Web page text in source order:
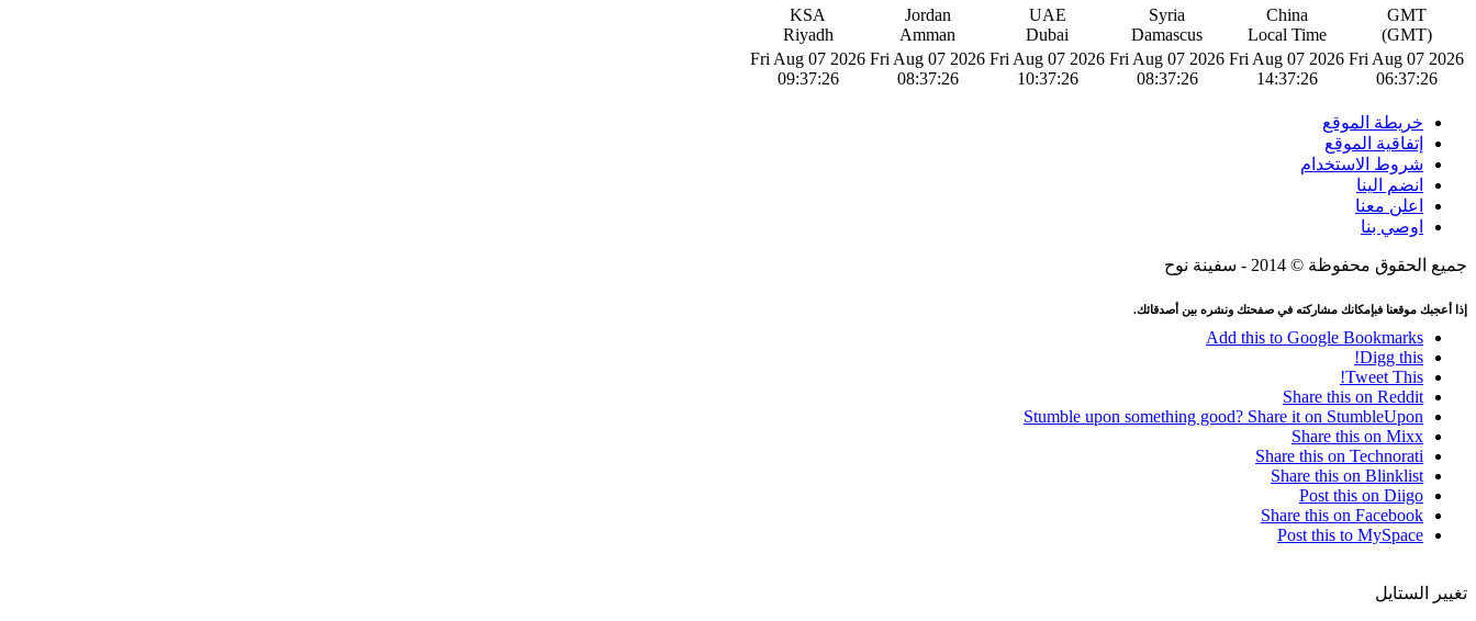
GMT
(GMT)
China
Local Time
Syria
Damascus
UAE
Dubai
Jordan
Amman
KSA
Riyadh
Fri Aug 07 2026
06:37:27
Fri Aug 07 2026
14:37:27
Fri Aug 07 2026
08:37:27
Fri Aug 07 2026
10:37:27
Fri Aug 07 2026
08:37:27
Fri Aug 07 2026
09:37:27
خريطة الموقع
إتفاقية الموقع
شروط الاستخدام
انضم الينا
اعلن معنا
اوصي بنا
جميع الحقوق محفوظة © 2014 - سفينة نوح
إذا أعجبك موقعنا فبإمكانك مشاركته في صفحتك ونشره بين أصدقائك.
Add this to Google Bookmarks
Digg this!
Tweet This!
Share this on Reddit
Stumble upon something good? Share it on StumbleUpon
Share this on Mixx
Share this on Technorati
Share this on Blinklist
Post this on Diigo
Share this on Facebook
Post this to MySpace
تغيير الستايل